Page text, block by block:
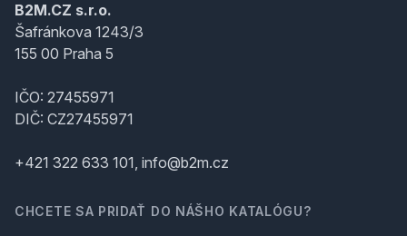
B2M.CZ s.r.o.
Šafránkova 1243/3
155 00 Praha 5
IČO: 27455971
DIČ: CZ27455971
+421 322 633 101, info@b2m.cz
CHCETE SA PRIDAŤ DO NÁŠHO KATALÓGU?